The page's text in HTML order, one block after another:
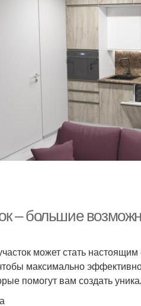
– большие
может стать
максимально
помогут вам создать